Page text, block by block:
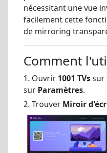
nécessitant une vue
facilement cette
de mirroring
Comment
1. Ouvrir 1001 TVssur
sur Paramètres.
2. Trouver Miroir